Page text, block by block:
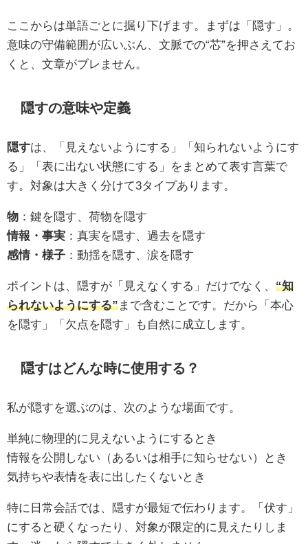
ここからは単語ごとに掘り下げます。まずは「隠す」。
意味の守備範囲が広いぶん、文脈での“芯”を押さえてお
くと、文章がブレません。
隠すの意味や定義
隠すは、「見えないようにする」「知られないようにす
る」「表に出ない状態にする」をまとめて表す言葉で
す。対象は大きく分けて3タイプあります。
物 ：鍵を隠す、荷物を隠す
情報・事実 ：真実を隠す、過去を隠す
感情・様子 ：動揺を隠す、涙を隠す
ポイントは、隠すが「見えなくする」だけでなく、 “知
られないようにする”まで含むことです。だから「本心
を隠す」「欠点を隠す」も自然に成立します。
隠すはどんな時に使用する？
私が隠すを選ぶのは、次のような場面です。
単純に物理的に見えないようにするとき
情報を公開しない（あるいは相手に知らせない）とき
気持ちや表情を表に出したくないとき
特に日常会話では、隠すが最短で伝わります。「伏す」
にすると硬くなったり、対象が限定的に見えたりしま